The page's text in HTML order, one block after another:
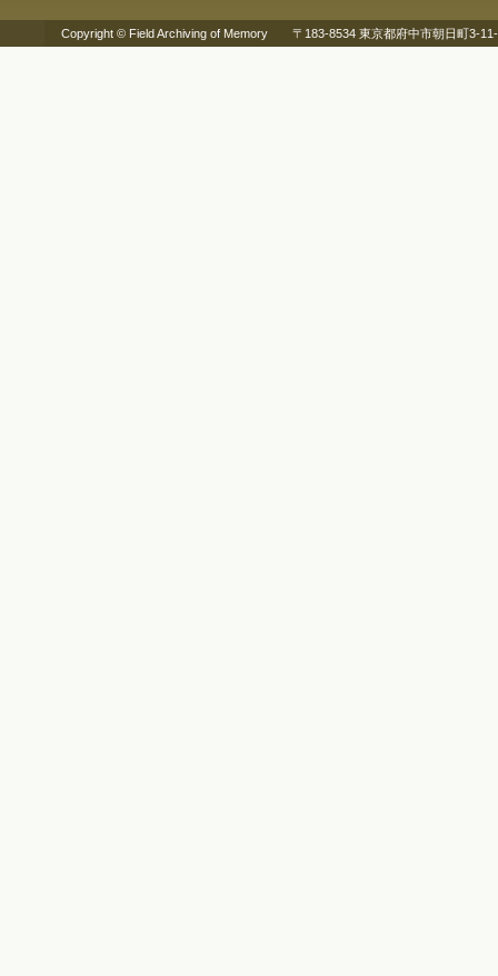
Copyright © Field Archiving of Memory 〒183-8534 東京都府中市朝日町3-